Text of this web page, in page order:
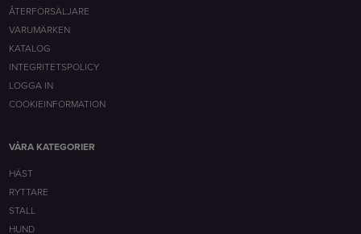
ÅTERFÖRSÄLJARE
VARUMÄRKEN
KATALOG
INTEGRITETSPOLICY
LOGGA IN
COOKIEINFORMATION
VÅRA KATEGORIER
HÄST
RYTTARE
STALL
HUND